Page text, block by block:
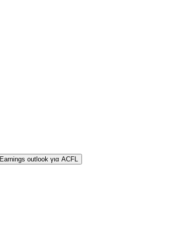
Earnings outlook για ACFL